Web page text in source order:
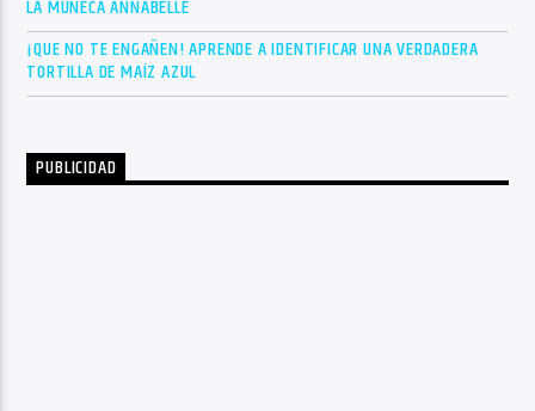
LA MUÑECA ANNABELLE
¡QUE NO TE ENGAÑEN! APRENDE A IDENTIFICAR UNA VERDADERA
TORTILLA DE MAÍZ AZUL
PUBLICIDAD